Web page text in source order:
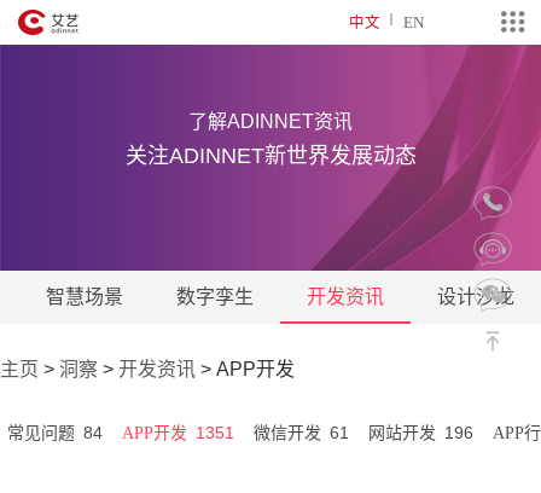
中文 EN
了解ADINNET资讯
关注ADINNET新世界发展动态
智慧场景 数字孪生 开发资讯 设计沙龙
主页 > 洞察 > 开发资讯 > APP开发
常见问题 84 APP开发 1351 微信开发 61 网站开发 196 APP